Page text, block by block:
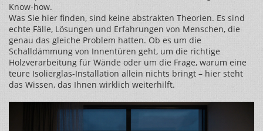
Know-how.
Was Sie hier finden, sind keine abstrakten Theorien. Es sind
echte Fälle, Lösungen und Erfahrungen von Menschen, die
genau das gleiche Problem hatten. Ob es um die
Schalldämmung von Innentüren geht, um die richtige
Holzverarbeitung für Wände oder um die Frage, warum eine
teure Isolierglas-Installation allein nichts bringt – hier steht
das Wissen, das Ihnen wirklich weiterhilft.